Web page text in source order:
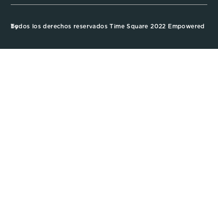
Todos los derechos reservados Time Square 2022 Empowered by